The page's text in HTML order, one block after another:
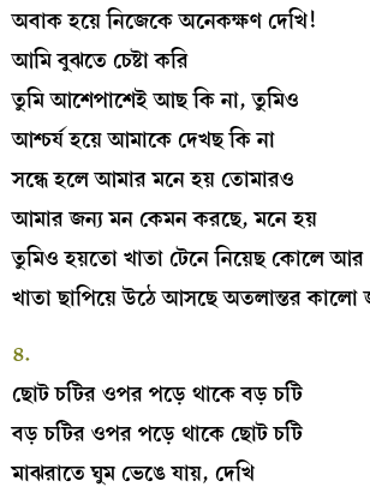
অবাক হয়ে নিজেকে অনেকক্ষণ দেখি!
আমি বুঝতে চেষ্টা করি
তুমি আশেপাশেই আছ কি না, তুমিও
আশ্চর্য হয়ে আমাকে দেখছ কি না
সন্ধে হলে আমার মনে হয় তোমারও
আমার জন্য মন কেমন করছে, মনে হয়
তুমিও হয়তো খাতা টেনে নিয়েছ কোলে আর
খাতা ছাপিয়ে উঠে আসছে অতলান্তর
৪.
ছোট চটির ওপর পড়ে থাকে বড় চটি
বড় চটির ওপর পড়ে থাকে ছোট চটি
মাঝরাতে ঘুম ভেঙে যায়, দেখি